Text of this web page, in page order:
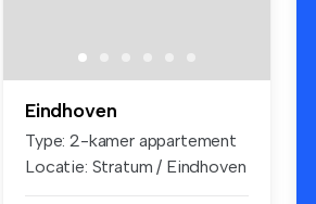
Eindhoven
Type: 2-kamer appartement
Locatie: Stratum / Eindhoven